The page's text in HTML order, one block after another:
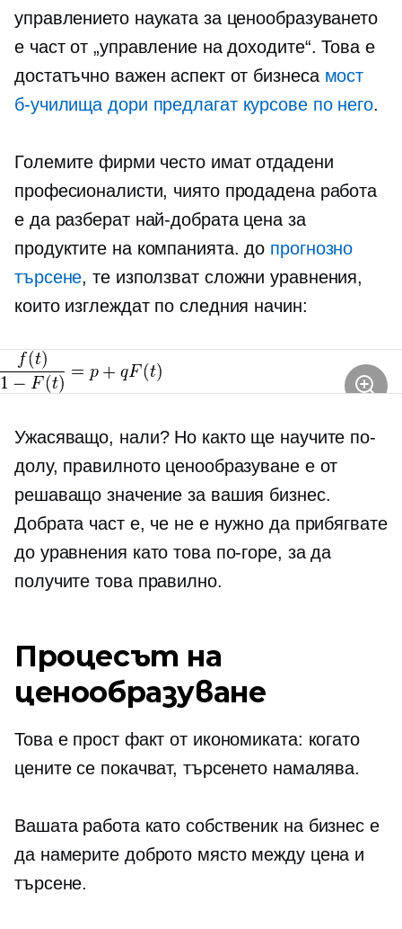
управлението науката за ценообразуването
е част от „управление на доходите“. Това е
достатъчно важен аспект от бизнеса мост
б-училища дори предлагат курсове по него.
Големите фирми често имат отдадени
професионалисти, чиято продадена работа
е да разберат най-добрата цена за
продуктите на компанията. до прогнозно
търсене, те използват сложни уравнения,
които изглеждат по следния начин:
Ужасяващо, нали? Но както ще научите по-
долу, правилното ценообразуване е от
решаващо значение за вашия бизнес.
Добрата част е, че не е нужно да прибягвате
до уравнения като това по-горе, за да
получите това правилно.
Процесът на
ценообразуване
Това е прост факт от икономиката: когато
цените се покачват, търсенето намалява.
Вашата работа като собственик на бизнес е
да намерите доброто място между цена и
търсене.